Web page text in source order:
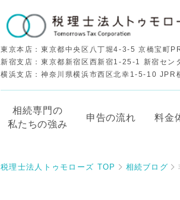
東京本店：東京都中央区八丁堀4-3-5 京橋宝町
新宿支店：東京都新宿区西新宿1-25-1 新宿セン
横浜支店：神奈川県横浜市西区北幸1-5-10 JPR
相続専門の
私たちの強み
申告の流れ 料金
税理士法人トゥモローズ TOP 相続ブログ